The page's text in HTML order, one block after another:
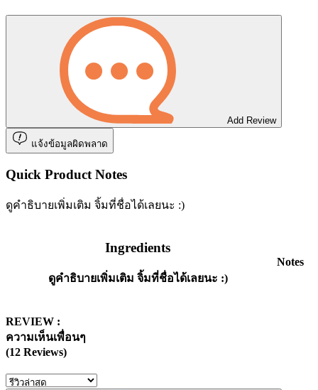
Add Review
แจ้งข้อมูลผิดพลาด
Quick Product Notes
ดูคำธิบายเพิ่มเติม จิ้มที่ชื่อได้เลยนะ :)
Ingredients
ดูคำธิบายเพิ่มเติม จิ้มที่ชื่อได้เลยนะ :)
Notes
REVIEW :
ความเห็นเพื่อนๆ
(12 Reviews)